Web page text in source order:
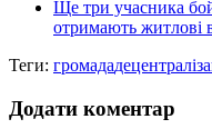
Ще три учасника
отримають житлові
Теги: громада
Додати коментар